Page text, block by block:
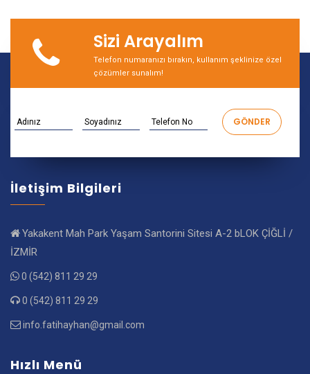
Sizi Arayalım
Telefon numaranızı bırakın, kullanım şeklinize özel
çözümler sunalım!
İletişim Bilgileri
Yakakent Mah Park Yaşam Santorini Sitesi A-2 bLOK ÇİĞLİ /
İZMİR
0 (542) 811 29 29
0 (542) 811 29 29
info.fatihayhan@gmail.com
Hızlı Menü